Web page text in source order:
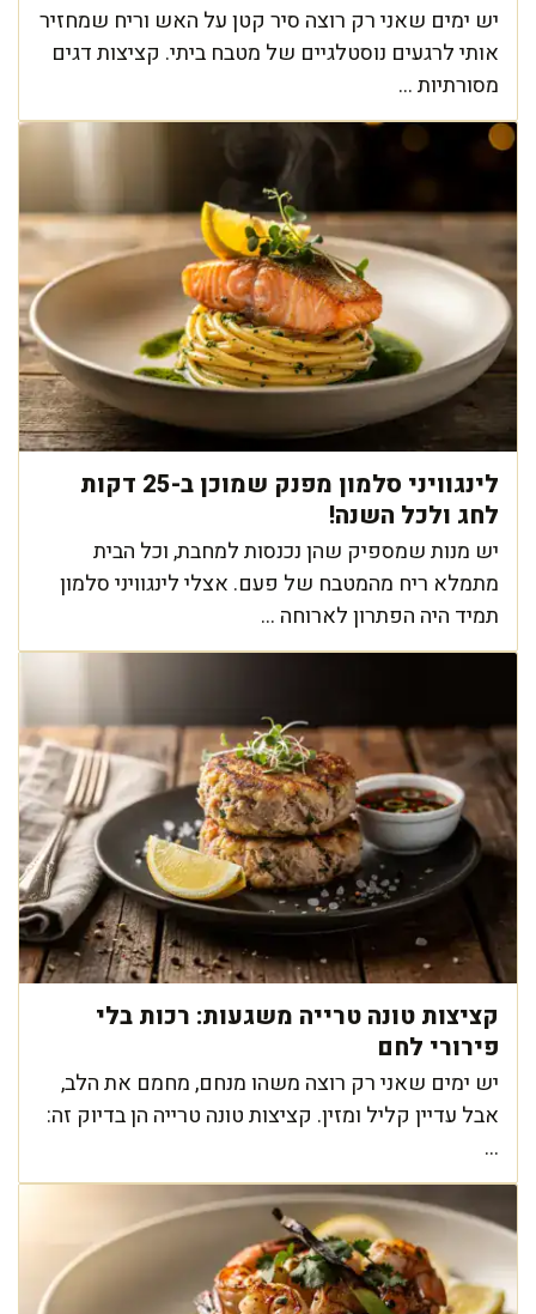
יש ימים שאני רק רוצה סיר קטן על האש וריח שמחזיר
אותי לרגעים נוסטלגיים של מטבח ביתי. קציצות דגים
מסורתיות ...
לינגוויני סלמון מפנק שמוכן ב-25 דקות
לחג ולכל השנה!
יש מנות שמספיק שהן נכנסות למחבת, וכל הבית
מתמלא ריח מהמטבח של פעם. אצלי לינגוויני סלמון
תמיד היה הפתרון לארוחה ...
קציצות טונה טרייה משגעות: רכות בלי
פירורי לחם
יש ימים שאני רק רוצה משהו מנחם, מחמם את הלב,
אבל עדיין קליל ומזין. קציצות טונה טרייה הן בדיוק זה:
...